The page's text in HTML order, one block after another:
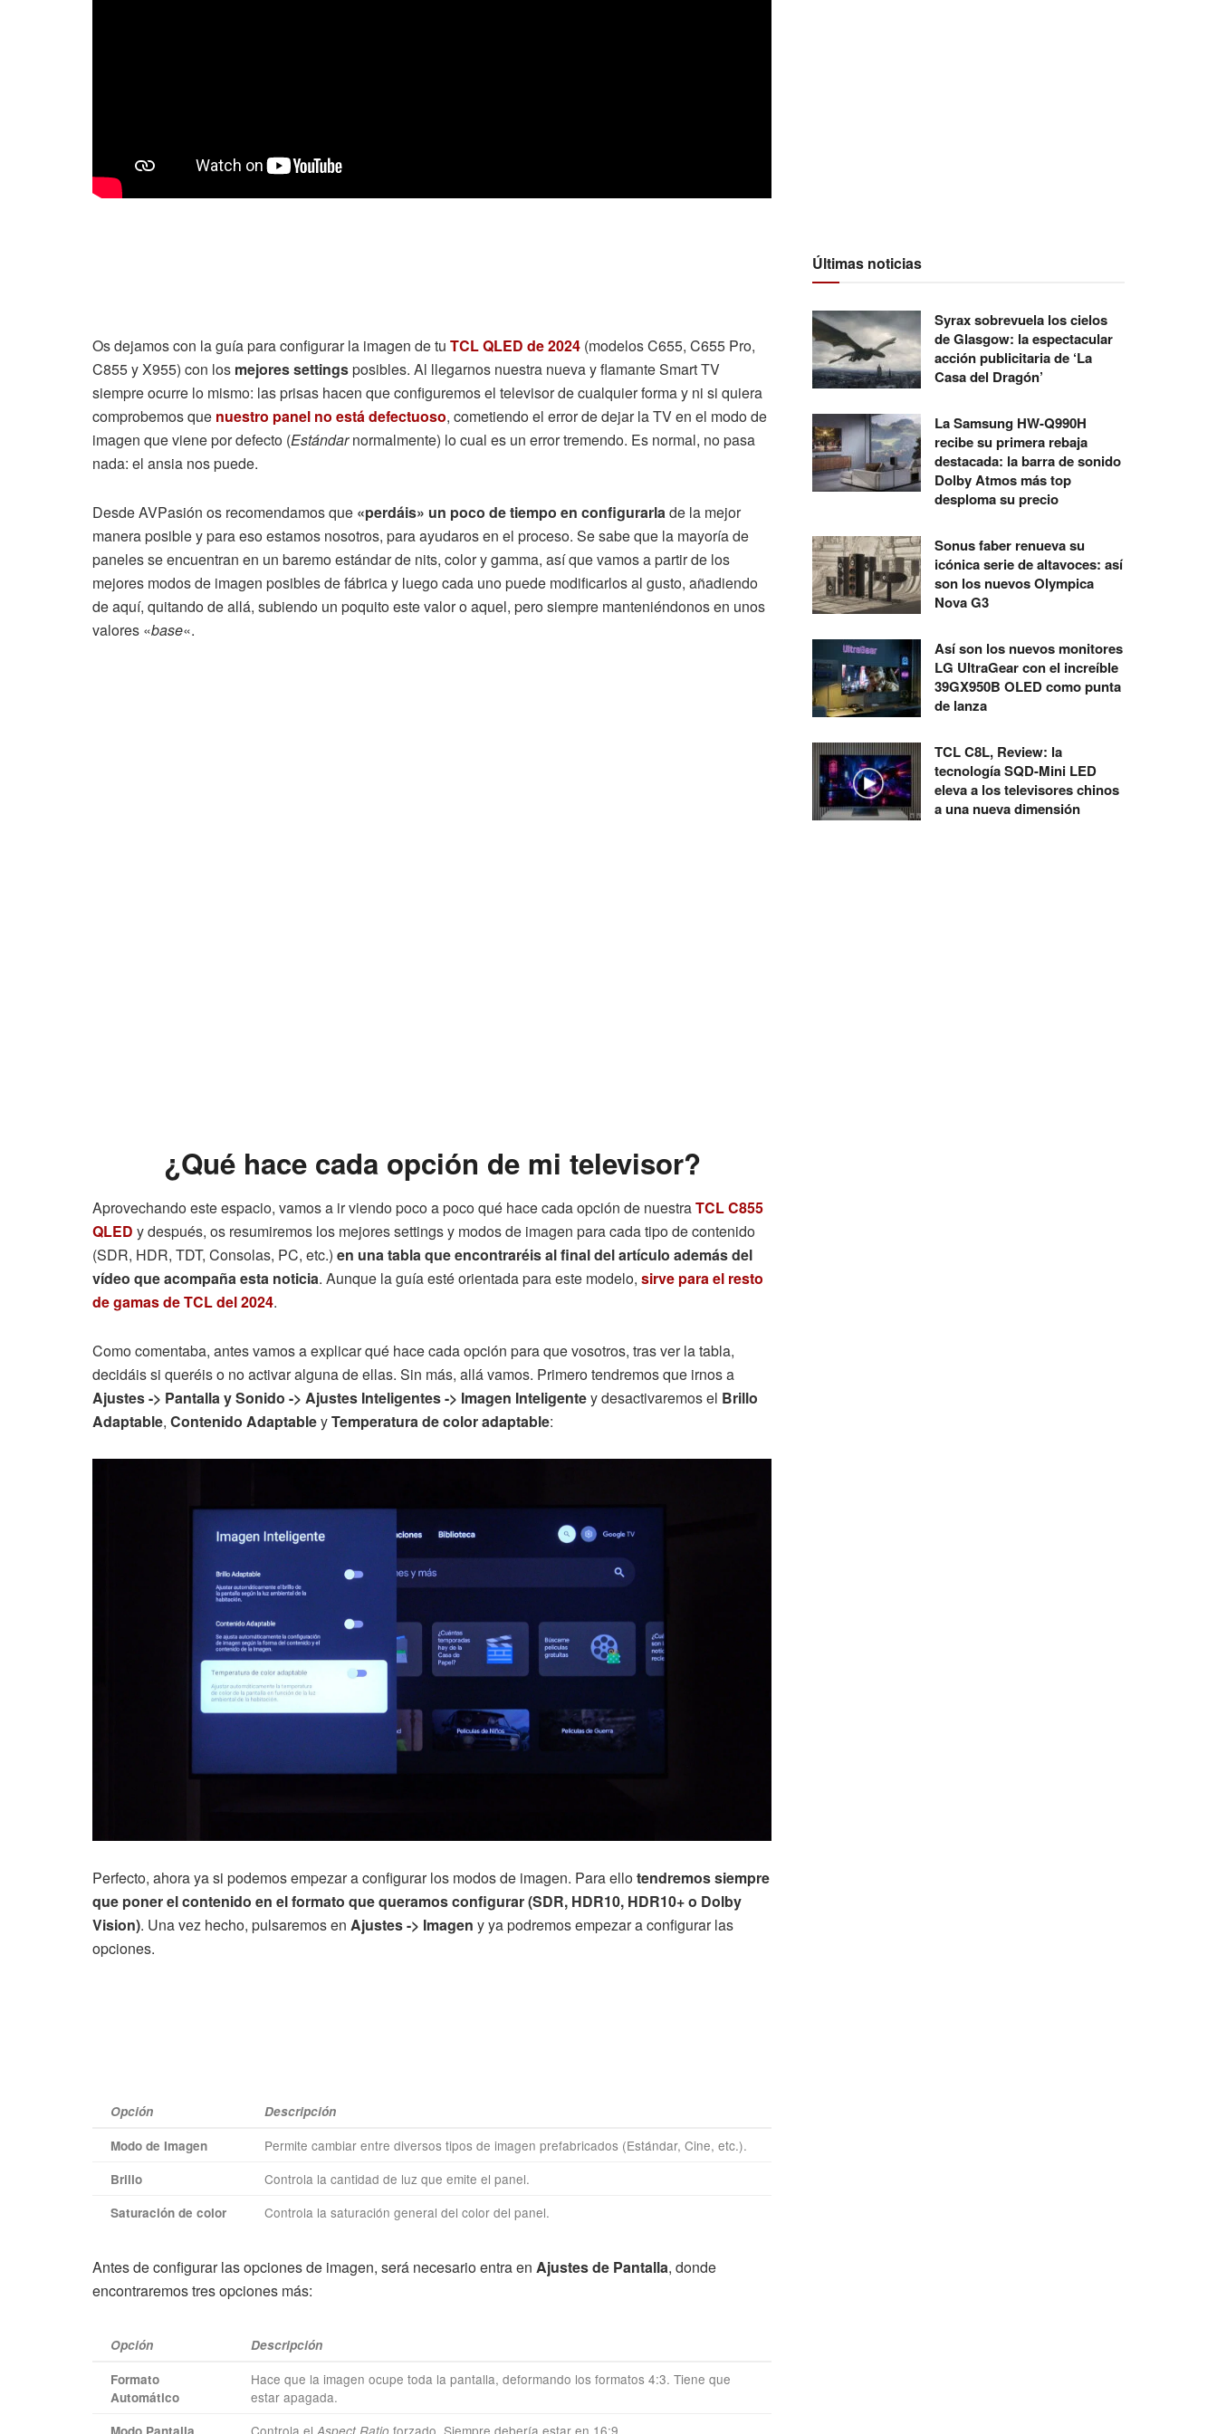
Os dejamos con la guía para configurar la imagen de tu TCL QLED de 2024 (modelos C655, C655 Pro,
C855 y X955) con los mejores settingsposibles. Al llegarnos nuestra nueva y flamante Smart TV
siempre ocurre lo mismo: las prisas hacen que configuremos el televisor de cualquier forma y ni si quiera
comprobemos que nuestro panel no está defectuoso, cometiendo el error de dejar la TV en el modo de
imagen que viene por defecto (Estándarnormalmente) lo cual es un error tremendo. Es normal, no pasa
nada: el ansia nos puede.
Desde AVPasión os recomendamos que «perdáis» un poco de tiempo en configurarlade la mejor
manera posible y para eso estamos nosotros, para ayudaros en el proceso. Se sabe que la mayoría de
paneles se encuentran en un baremo estándar de nits, color y gamma, así que vamos a partir de los
mejores modos de imagen posibles de fábrica y luego cada uno puede modificarlos al gusto, añadiendo
de aquí, quitando de allá, subiendo un poquito este valor o aquel, pero siempre manteniéndonos en unos
valores «base«.
¿Qué hace cada opción de mi televisor?
Aprovechando este espacio, vamos a ir viendo poco a poco qué hace cada opción de nuestraTCL C855
QLED y después, os resumiremos los mejores settings y modos de imagen para cada tipo de contenido
(SDR, HDR, TDT, Consolas, PC, etc.) en una tabla que encontraréis al final del artículo además del
vídeo que acompaña esta noticia. Aunque la guía esté orientada para este modelo, sirve para el resto
de gamas de TCL del 2024.
Como comentaba, antes vamos a explicar qué hace cada opción para que vosotros, tras ver la tabla,
decidáis si queréis o no activar alguna de ellas. Sin más, allá vamos. Primero tendremos que irnos a
Ajustes -> Pantalla y Sonido -> Ajustes Inteligentes -> Imagen Inteligentey desactivaremos el Brillo
Adaptable, Contenido AdaptableyTemperatura de color adaptable:
Perfecto, ahora ya si podemos empezar a configurar los modos de imagen. Para ellotendremos siempre
que poner el contenido en el formato que queramos configurar (SDR, HDR10, HDR10+ o Dolby
Vision). Una vez hecho, pulsaremos en Ajustes -> Imagen y ya podremos empezar a configurar las
opciones.
Opción
Descripción
Modo de Imagen
Permite cambiar entre diversos tipos de imagen prefabricados (Estándar, Cine, etc.).
Brillo Controla la cantidad de luz que emite el panel.
Saturación de color Controla la saturación general del color del panel.
Antes de configurar las opciones de imagen, será necesario entra en Ajustes de Pantalla, donde
encontraremos tres opciones más:
Opción
Descripción
Formato
Automático
Hace que la imagen ocupe toda la pantalla, deformando los formatos 4:3. Tiene que
estar apagada.
Últimas noticias
Syrax sobrevuela los cielos
de Glasgow: la espectacular
acción publicitaria de ‘La
Casa del Dragón’
La Samsung HW-Q990H
recibe su primera rebaja
destacada: la barra de sonido
Dolby Atmos más top
desploma su precio
Sonus faber renueva su
icónica serie de altavoces: así
son los nuevos Olympica
Nova G3
Así son los nuevos monitores
LG UltraGear con el increíble
39GX950B OLED como punta
de lanza
TCL C8L, Review: la
tecnología SQD-Mini LED
eleva a los televisores chinos
a una nueva dimensión